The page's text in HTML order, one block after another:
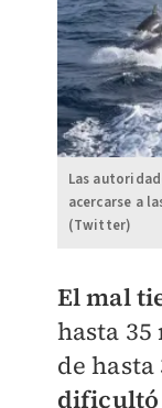
Las
acercarse a
(Twitter)
El mal
hasta
de
dificultó